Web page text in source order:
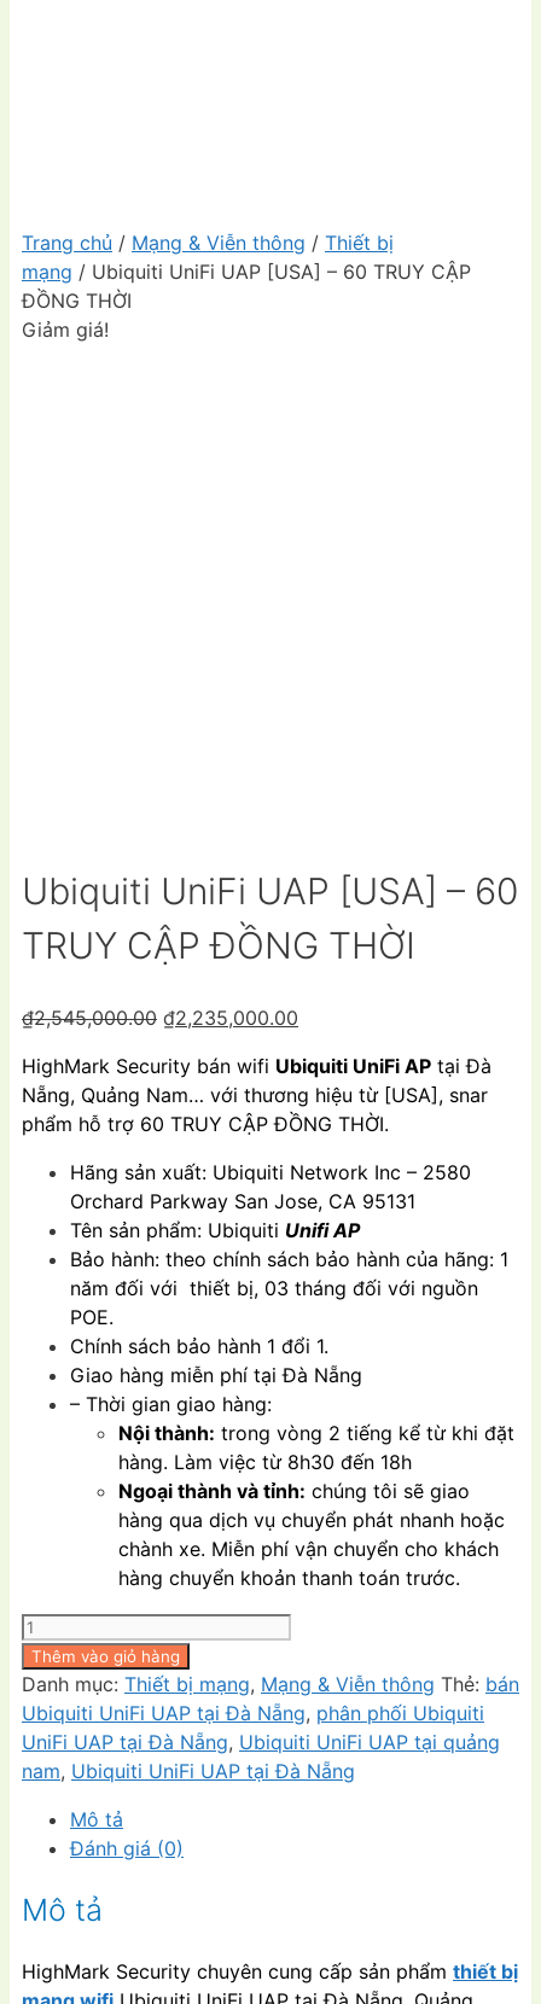
Trang chủ / Mạng & Viễn thông / Thiết bị
mạng / Ubiquiti UniFi UAP [USA] – 60 TRUY CẬP
ĐỒNG THỜI
Giảm giá!
Ubiquiti UniFi UAP [USA] – 60
TRUY CẬP ĐỒNG THỜI
₫2,545,000.00 Giá
là:
₫2,545,000.00.
₫2,235,000.00
tại
là:
₫2,235,000.00.
HighMark Security bán wifi Ubiquiti UniFi AP tại Đà
Nẵng, Quảng Nam… với thương hiệu từ [USA], snar
phẩm hỗ trợ 60 TRUY CẬP ĐỒNG THỜI.
Hãng sản xuất: Ubiquiti Network Inc – 2580
Orchard Parkway San Jose, CA 95131
Tên sản phẩm: Ubiquiti Unifi AP
Bảo hành: theo chính sách bảo hành của hãng: 1
năm đối với thiết bị, 03 tháng đối với nguồn
POE.
Chính sách bảo hành 1 đổi 1.
Giao hàng miễn phí tại Đà Nẵng
– Thời gian giao hàng:
Nội thành: trong vòng 2 tiếng kể từ khi đặt
hàng. Làm việc từ 8h30 đến 18h
Ngoại thành và tỉnh: chúng tôi sẽ giao
hàng qua dịch vụ chuyển phát nhanh hoặc
chành xe. Miễn phí vận chuyển cho khách
hàng chuyển khoản thanh toán trước.
Ubiquiti
UniFi
UAP
[USA]
-
60
CẬP
ĐỒNG
số
Thêm vào giỏ hàng
Danh mục: Thiết bị mạng, Mạng & Viễn thông Thẻ: bán
Ubiquiti UniFi UAP tại Đà Nẵng, phân phối Ubiquiti
UniFi UAP tại Đà Nẵng, Ubiquiti UniFi UAP tại quảng
nam, Ubiquiti UniFi UAP tại Đà Nẵng
Mô tả
Đánh giá (0)
Mô tả
HighMark Security chuyên cung cấp sản phẩm thiết bị